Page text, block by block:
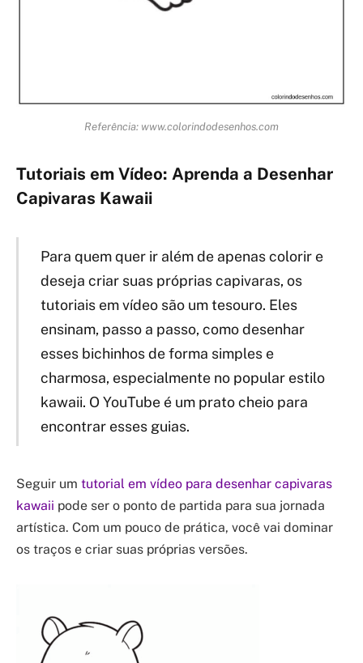
Referência: www.colorindodesenhos.com
Tutoriais em Vídeo: Aprenda a Desenhar
Capivaras Kawaii
Para quem quer ir além de apenas colorir e
deseja criar suas próprias capivaras, os
tutoriais em vídeo são um tesouro. Eles
ensinam, passo a passo, como desenhar
esses bichinhos de forma simples e
charmosa, especialmente no popular estilo
kawaii. O YouTube é um prato cheio para
encontrar esses guias.
Seguir um tutorial em vídeo para desenhar capivaras
kawaii pode ser o ponto de partida para sua jornada
artística. Com um pouco de prática, você vai dominar
os traços e criar suas próprias versões.